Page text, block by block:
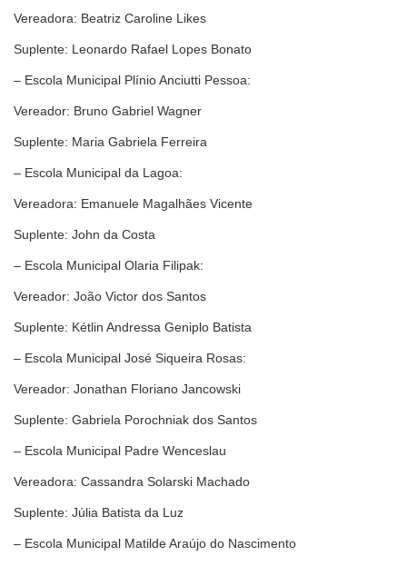
Vereadora: Beatriz Caroline Likes
Suplente: Leonardo Rafael Lopes Bonato
– Escola Municipal Plínio Anciutti Pessoa:
Vereador: Bruno Gabriel Wagner
Suplente: Maria Gabriela Ferreira
– Escola Municipal da Lagoa:
Vereadora: Emanuele Magalhães Vicente
Suplente: John da Costa
– Escola Municipal Olaria Filipak:
Vereador: João Victor dos Santos
Suplente: Kétlin Andressa Geniplo Batista
– Escola Municipal José Siqueira Rosas:
Vereador: Jonathan Floriano Jancowski
Suplente: Gabriela Porochniak dos Santos
– Escola Municipal Padre Wenceslau
Vereadora: Cassandra Solarski Machado
Suplente: Júlia Batista da Luz
– Escola Municipal Matilde Araújo do Nascimento